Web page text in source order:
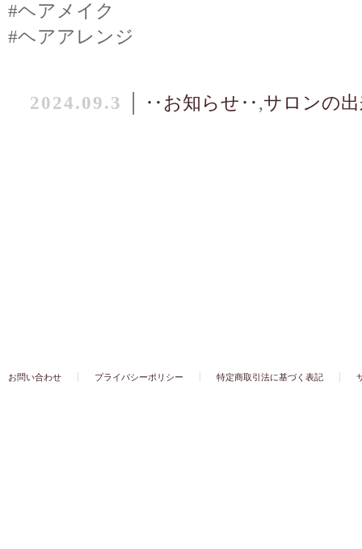
#ヘアメイク
#ヘアアレンジ
2024.09.3 ‥お知らせ‥ ,サロンの
お問い合わせ プライバシーポリシー 特定商取引法に基づく表記